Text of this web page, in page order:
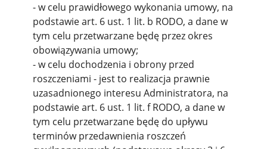
- w celu prawidłowego wykonania umowy, na
podstawie art. 6 ust. 1 lit. b RODO, a dane w
tym celu przetwarzane będę przez okres
obowiązywania umowy;
- w celu dochodzenia i obrony przed
roszczeniami - jest to realizacja prawnie
uzasadnionego interesu Administratora, na
podstawie art. 6 ust. 1 lit. f RODO, a dane w
tym celu przetwarzane będę do upływu
terminów przedawnienia roszczeń